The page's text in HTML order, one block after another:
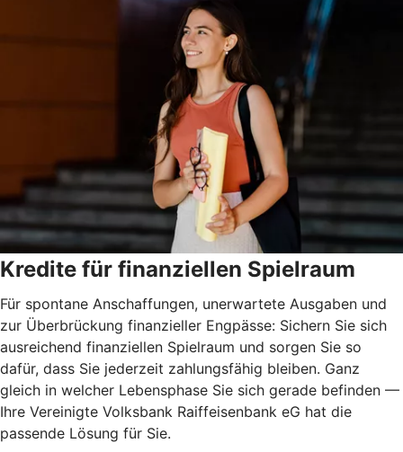
Kredite für finanziellen Spielraum
Für spontane Anschaffungen, unerwartete Ausgaben und
zur Überbrückung finanzieller Engpässe: Sichern Sie sich
ausreichend finanziellen Spielraum und sorgen Sie so
dafür, dass Sie jederzeit zahlungsfähig bleiben. Ganz
gleich in welcher Lebensphase Sie sich gerade befinden —
Ihre Vereinigte Volksbank Raiffeisenbank eG hat die
passende Lösung für Sie.